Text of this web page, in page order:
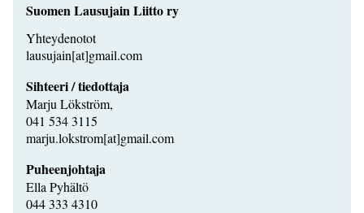
Suomen Lausujain Liitto ry
Yhteydenotot
lausujain[at]gmail.com
Sihteeri / tiedottaja
Marju Lökström,
041 534 3115
marju.lokstrom[at]gmail.com
Puheenjohtaja
Ella Pyhältö
044 333 4310